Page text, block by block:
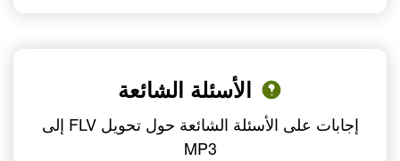
الأسئلة الشائعة
إجابات على الأسئلة الشائعة حول تحويل FLV إلى
MP3